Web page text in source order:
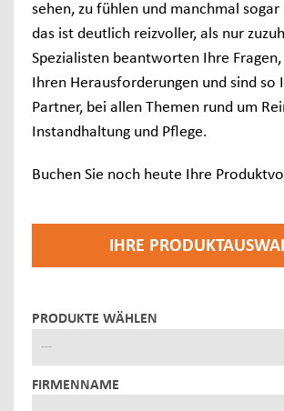
sehen, zu fühlen und manchmal sogar
das ist deutlich reizvoller, als nur
Spezialisten beantworten Ihre
Ihren Herausforderungen und sind
Partner, bei allen Themen rund um
Instandhaltung und Pflege.
Buchen Sie noch heute Ihre
IHRE
PRODUKTE WÄHLEN
---
FIRMENNAME